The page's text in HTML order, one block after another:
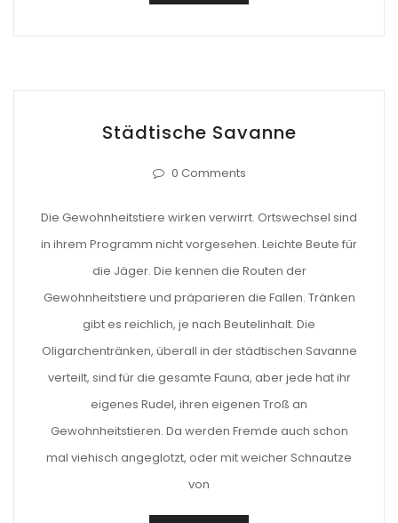
Städtische Savanne
0 Comments
Die Gewohnheitstiere wirken verwirrt. Ortswechsel sind
in ihrem Programm nicht vorgesehen. Leichte Beute für
die Jäger. Die kennen die Routen der
Gewohnheitstiere und präparieren die Fallen. Tränken
gibt es reichlich, je nach Beutelinhalt. Die
Oligarchentränken, überall in der städtischen Savanne
verteilt, sind für die gesamte Fauna, aber jede hat ihr
eigenes Rudel, ihren eigenen Troß an
Gewohnheitstieren. Da werden Fremde auch schon
mal viehisch angeglotzt, oder mit weicher Schnautze
von